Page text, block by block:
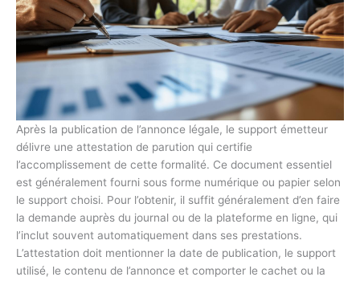
Après la publication de l’annonce légale, le support émetteur
délivre une attestation de parution qui certifie
l’accomplissement de cette formalité. Ce document essentiel
est généralement fourni sous forme numérique ou papier selon
le support choisi. Pour l’obtenir, il suffit généralement d’en faire
la demande auprès du journal ou de la plateforme en ligne, qui
l’inclut souvent automatiquement dans ses prestations.
L’attestation doit mentionner la date de publication, le support
utilisé, le contenu de l’annonce et comporter le cachet ou la